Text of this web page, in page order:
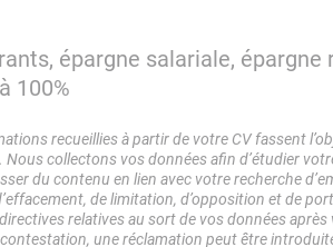
épargne salariale, épargne
100%
recueillies à partir de votre CV fassent
collectons vos données afin d’étudier
du contenu en lien avec votre recherche
de limitation, d’opposition et de
relatives au sort de vos données après
une réclamation peut être